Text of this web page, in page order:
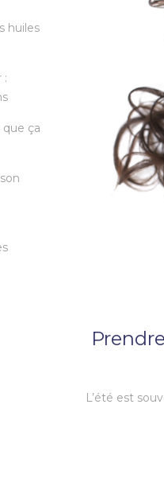
L’été est
huiles
:
que ça